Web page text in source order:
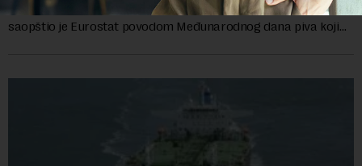
litara piva sa alkoholom i bila je najveći izvoznik u bloku,
saopštio je Eurostat povodom Međunarodnog dana piva koji